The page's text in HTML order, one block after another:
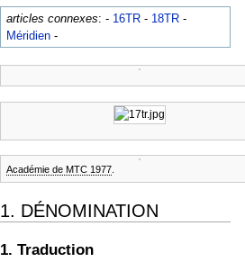
articles connexes: - 16TR - 18TR -
Méridien -
Académie de MTC 1977
1. DÉNOMINATION
1. Traduction